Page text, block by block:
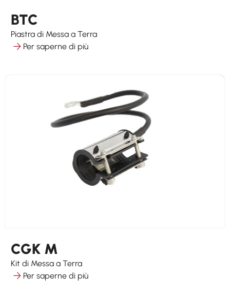
BTC
Piastra di Messa a Terra
Per saperne di più
CGK M
Kit di Messa a Terra
Per saperne di più